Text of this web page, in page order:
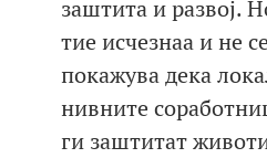
заштита и развој.
тие исчезнаа и не
покажува дека
нивните
ги заштитат